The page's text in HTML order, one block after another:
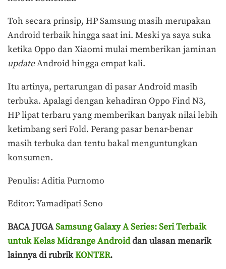
Toh secara prinsip, HP Samsung masih merupakan
Android terbaik hingga saat ini. Meski ya saya suka
ketika Oppo dan Xiaomi mulai memberikan jaminan
updateAndroid hingga empat kali.
Itu artinya, pertarungan di pasar Android masih
terbuka. Apalagi dengan kehadiran Oppo Find N3,
HP lipat terbaru yang memberikan banyak nilai lebih
ketimbang seri Fold. Perang pasar benar-benar
masih terbuka dan tentu bakal menguntungkan
konsumen.
Penulis: Aditia Purnomo
Editor: Yamadipati Seno
BACA JUGASamsung Galaxy A Series: Seri Terbaik
untuk Kelas Midrange Androiddan ulasan menarik
lainnya di rubrikKONTER.